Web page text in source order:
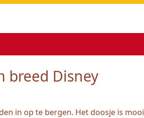
breed Disney
in op te bergen. Het doosje is mooi